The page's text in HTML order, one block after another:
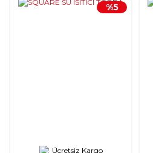
Ücretsiz Kargo
%5